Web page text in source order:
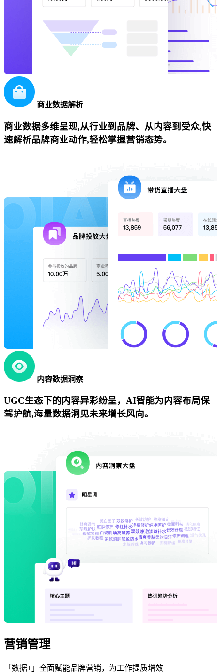
商业数据解析
商业数据多维呈现,从行业到品牌、从内容到受众,快
速解析品牌商业动作,轻松掌握营销态势。
内容数据洞察
UGC生态下的内容异彩纷呈，AI智能为内容布局保
驾护航,海量数据洞见未来增长风向。
营销管理
「数据+」全面赋能品牌营销，为工作提质增效